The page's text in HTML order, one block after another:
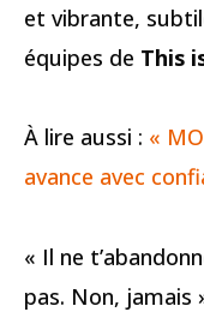
et vibrante,
équipes de This
À lire aussi : «
avance avec
« Il ne
pas. Non, jamais